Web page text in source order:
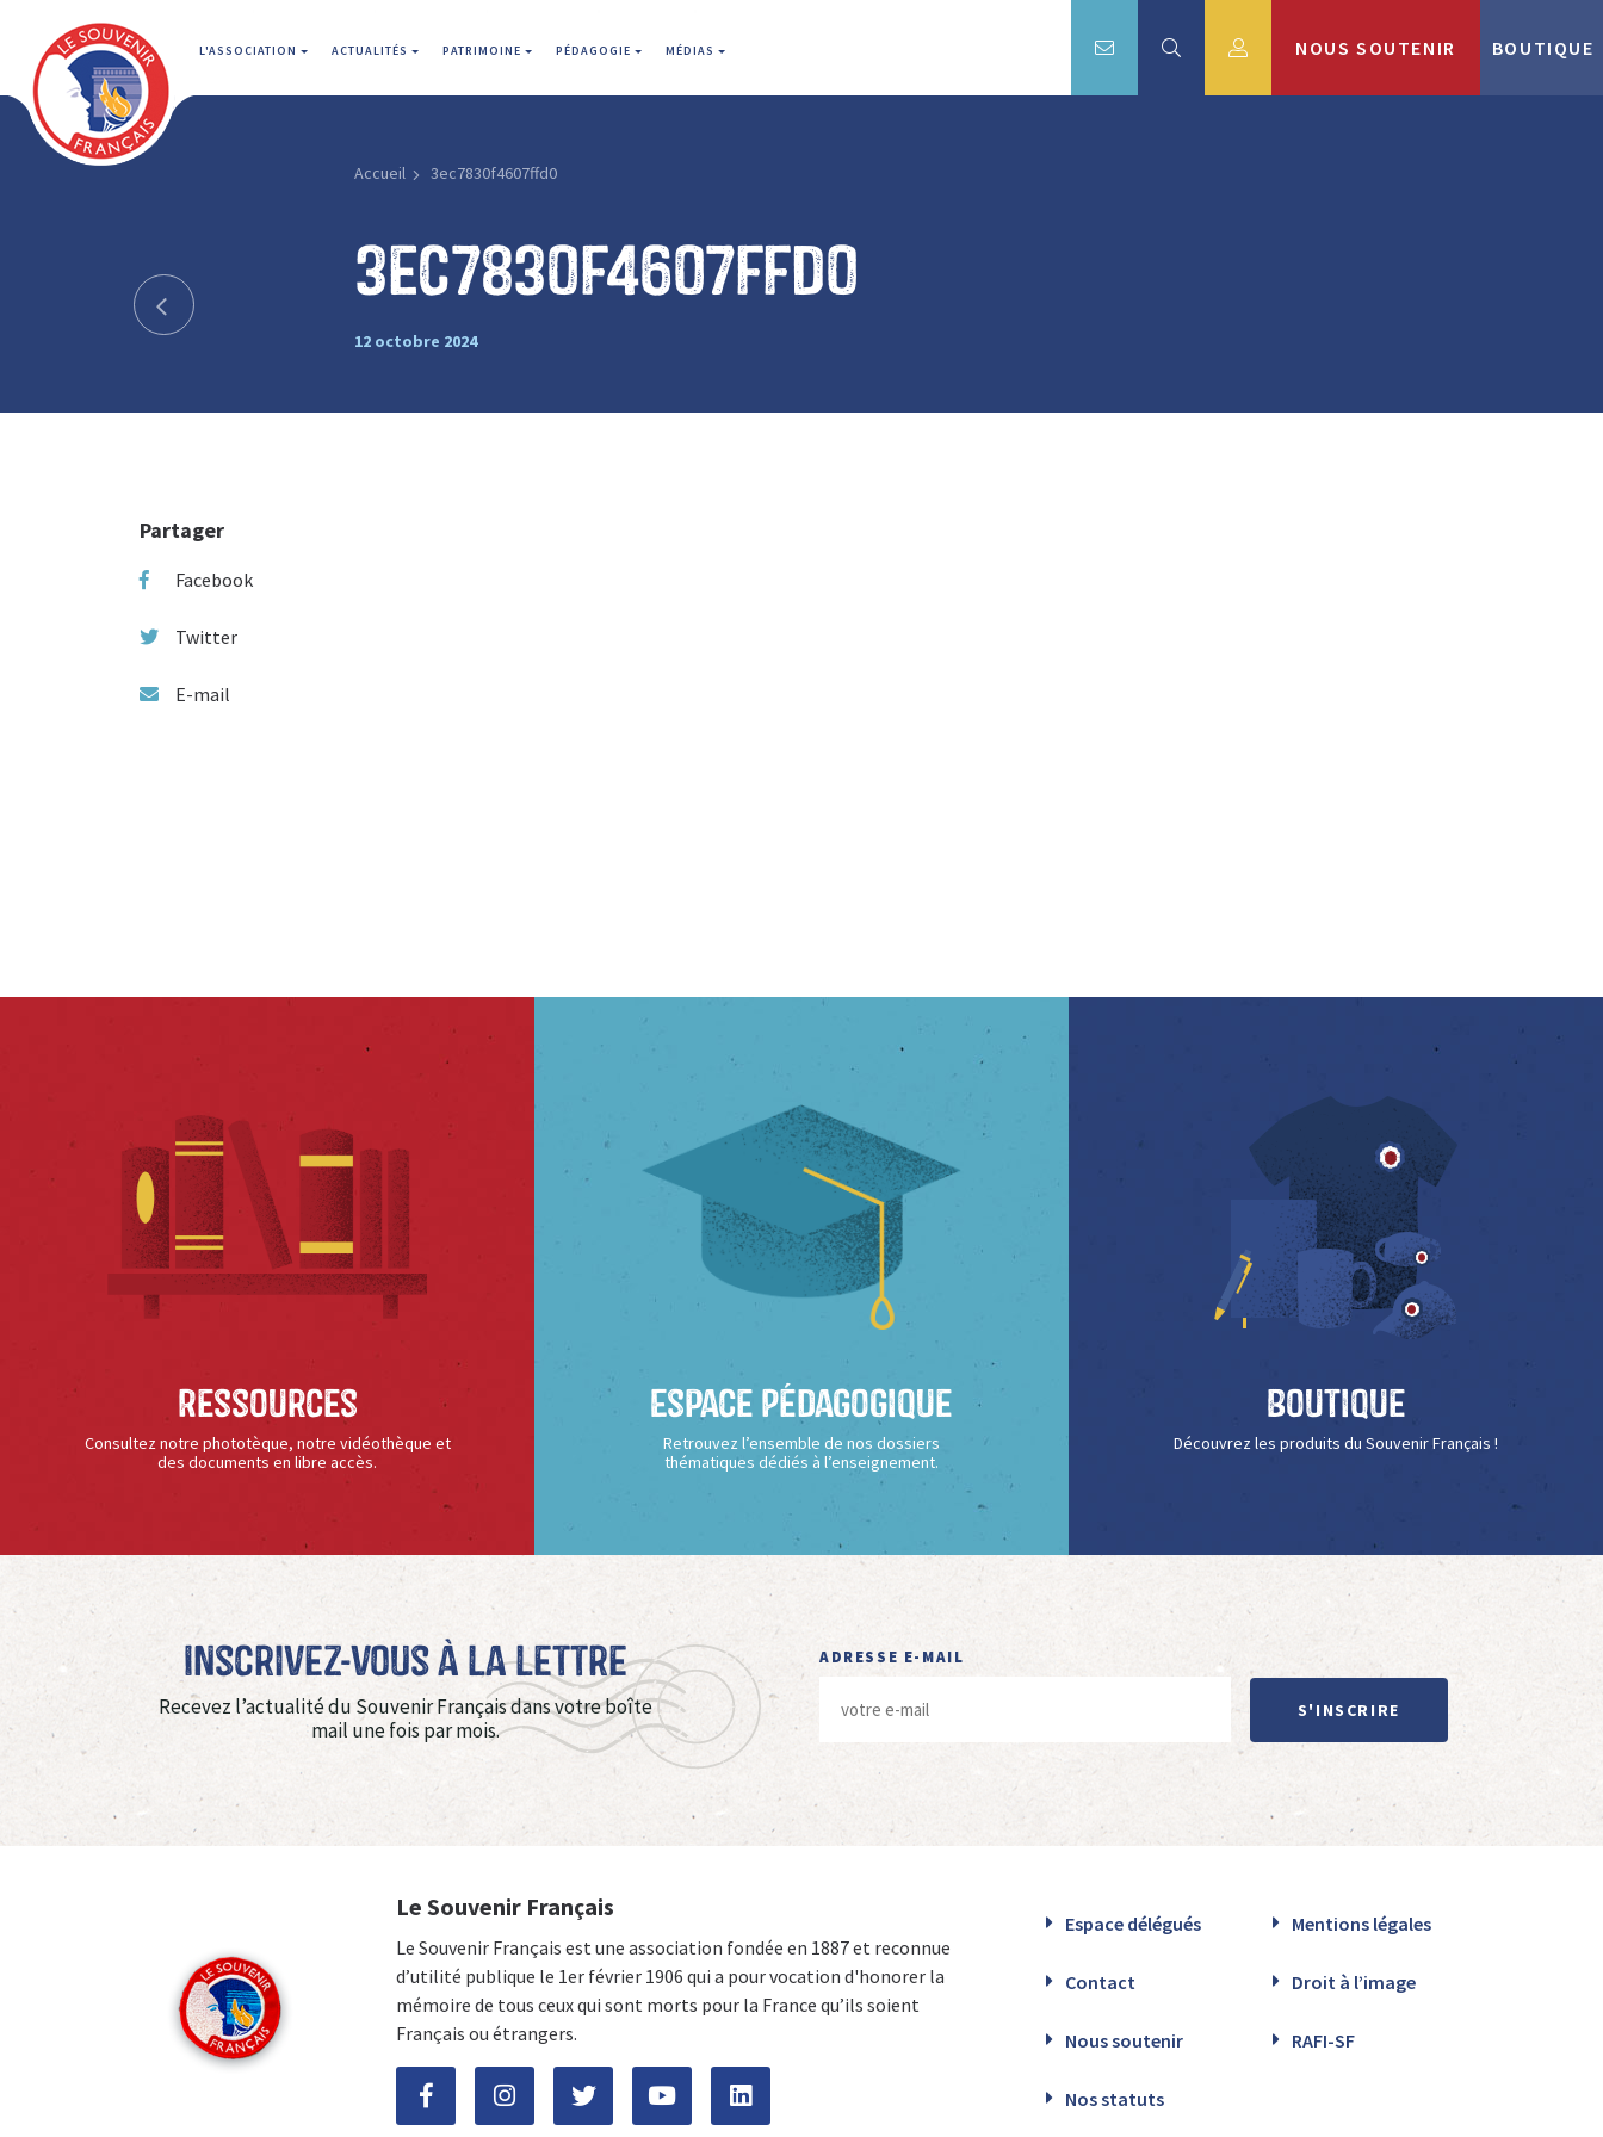
L'ASSOCIATION ACTUALITÉS PATRIMOINE PÉDAGOGIE MÉDIAS NOUS SOUTENIR BOUTIQUE
Accueil 3ec7830f4607ffd0
3ec7830f4607ffd0
12 octobre 2024
Partager
Facebook
Twitter
E-mail
Ressources
Consultez notre phototèque, notre vidéothèque et
des documents en libre accès.
Espace Pédagogique
Retrouvez l’ensemble de nos dossiers
thématiques dédiés à l’enseignement.
Boutique
Découvrez les produits du Souvenir Français !
Inscrivez-vous à La Lettre
Recevez l’actualité du Souvenir Français dans votre boîte
mail une fois par mois.
ADRESSE E-MAIL
S'INSCRIRE
Le Souvenir Français
Le Souvenir Français est une association fondée en 1887 et reconnue
d’utilité publique le 1er février 1906 qui a pour vocation d'honorer la
mémoire de tous ceux qui sont morts pour la France qu’ils soient
Français ou étrangers.
Espace délégués Mentions légales
Contact Droit à l’image
Nous soutenir RAFI-SF
Nos statuts